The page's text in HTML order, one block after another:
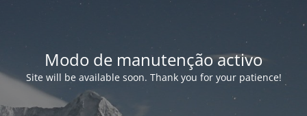
Modo de manutenção activo
Site will be available soon. Thank you for your patience!